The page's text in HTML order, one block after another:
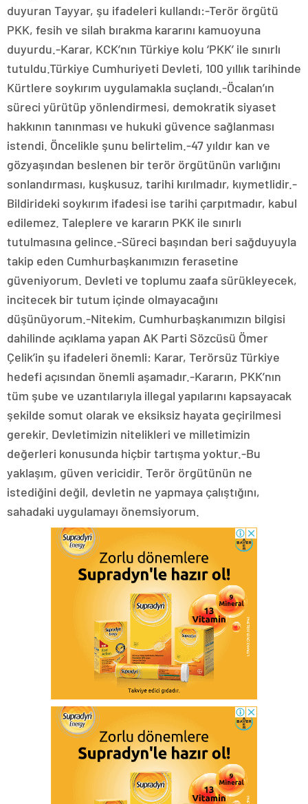
duyuran Tayyar, şu ifadeleri kullandı:-Terör örgütü
PKK, fesih ve silah bırakma kararını kamuoyuna
duyurdu.-Karar, KCK’nın Türkiye kolu ‘PKK’ ile sınırlı
tutuldu.Türkiye Cumhuriyeti Devleti, 100 yıllık tarihinde
Kürtlere soykırım uygulamakla suçlandı.-Öcalan’ın
süreci yürütüp yönlendirmesi, demokratik siyaset
hakkının tanınması ve hukuki güvence sağlanması
istendi. Öncelikle şunu belirtelim.-47 yıldır kan ve
gözyaşından beslenen bir terör örgütünün varlığını
sonlandırması, kuşkusuz, tarihi kırılmadır, kıymetlidir.-
Bildirideki soykırım ifadesi ise tarihi çarpıtmadır, kabul
edilemez. Taleplere ve kararın PKK ile sınırlı
tutulmasına gelince.-Süreci başından beri sağduyuyla
takip eden Cumhurbaşkanımızın ferasetine
güveniyorum. Devleti ve toplumu zaafa sürükleyecek,
incitecek bir tutum içinde olmayacağını
düşünüyorum.-Nitekim, Cumhurbaşkanımızın bilgisi
dahilinde açıklama yapan AK Parti Sözcüsü Ömer
Çelik’in şu ifadeleri önemli: Karar, Terörsüz Türkiye
hedefi açısından önemli aşamadır.-Kararın, PKK’nın
tüm şube ve uzantılarıyla illegal yapılarını kapsayacak
şekilde somut olarak ve eksiksiz hayata geçirilmesi
gerekir. Devletimizin nitelikleri ve milletimizin
değerleri konusunda hiçbir tartışma yoktur.-Bu
yaklaşım, güven vericidir. Terör örgütünün ne
istediğini değil, devletin ne yapmaya çalıştığını,
sahadaki uygulamayı önemsiyorum.